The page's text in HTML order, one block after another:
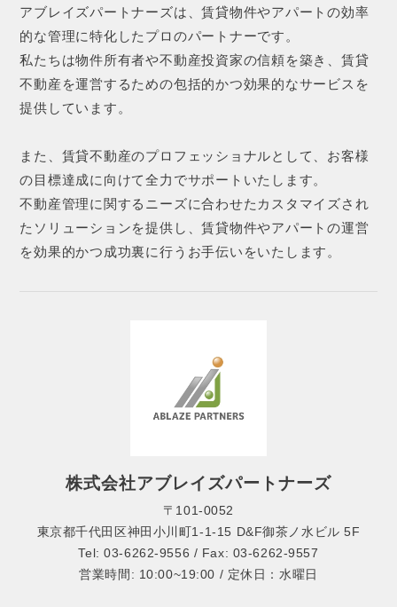
アブレイズパートナーズは、賃貸物件やアパートの効率
的な管理に特化したプロのパートナーです。
私たちは物件所有者や不動産投資家の信頼を築き、賃貸
不動産を運営するための包括的かつ効果的なサービスを
提供しています。
また、賃貸不動産のプロフェッショナルとして、お客様
の目標達成に向けて全力でサポートいたします。
不動産管理に関するニーズに合わせたカスタマイズされ
たソリューションを提供し、賃貸物件やアパートの運営
を効果的かつ成功裏に行うお手伝いをいたします。
株式会社アブレイズパートナーズ
〒101-0052
東京都千代田区神田小川町1-1-15 D&F御茶ノ水ビル 5F
Tel: 03-6262-9556 / Fax: 03-6262-9557
営業時間: 10:00~19:00 / 定休日：水曜日